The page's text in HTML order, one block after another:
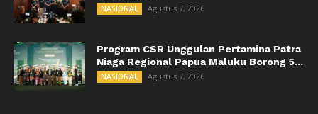
NASIONAL Agustus 7, 2026
Program CSR Unggulan Pertamina Patra
Niaga Regional Papua Maluku Borong 5...
NASIONAL Agustus 7, 2026